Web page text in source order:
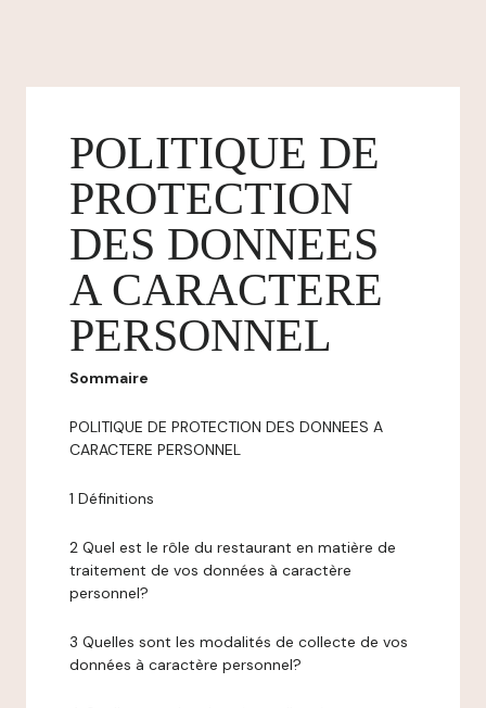
POLITIQUE DE
PROTECTION
DES DONNEES
A CARACTERE
PERSONNEL
Sommaire
POLITIQUE DE PROTECTION DES DONNEES A
CARACTERE PERSONNEL
1 Définitions
2 Quel est le rôle du restaurant en matière de
traitement de vos données à caractère
personnel?
3 Quelles sont les modalités de collecte de vos
données à caractère personnel?